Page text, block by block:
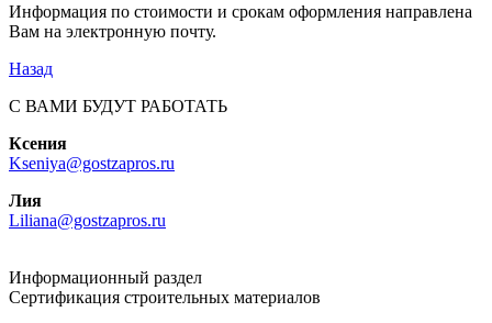
Информация по стоимости и срокам оформления направлена
Вам на электронную почту.
Назад
С ВАМИ БУДУТ РАБОТАТЬ
Ксения
Kseniya@gostzapros.ru
Лия
Liliana@gostzapros.ru
Информационный раздел
Сертификация строительных материалов